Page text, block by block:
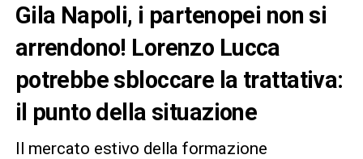
Gila Napoli, i partenopei non si
arrendono! Lorenzo Lucca
potrebbe sbloccare la trattativa:
il punto della situazione
Il mercato estivo della formazione